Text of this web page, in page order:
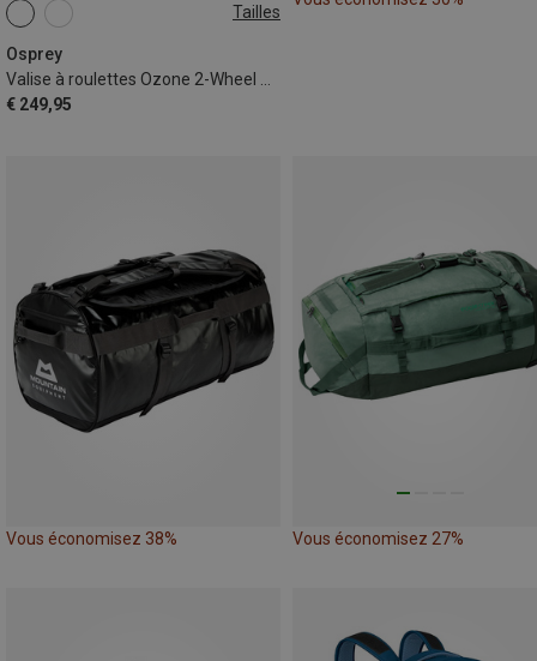
Tailles
Osprey
€ 249,95
40L
Vous économisez 38% Vous économisez 27%